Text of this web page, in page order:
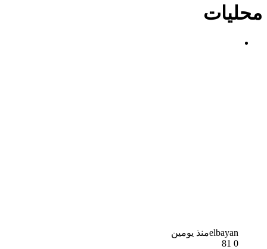
محليات
elbayanمنذ يومين
0